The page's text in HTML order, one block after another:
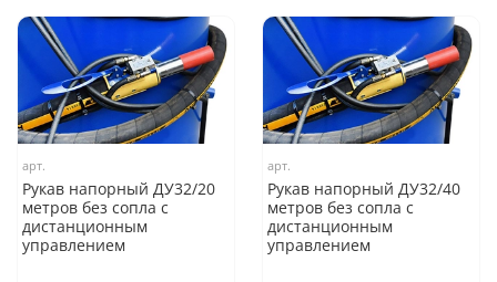
арт.
Рукав напорный ДУ32/20
метров без сопла с
дистанционным
управлением
арт.
Рукав напорный ДУ32/40
метров без сопла с
дистанционным
управлением